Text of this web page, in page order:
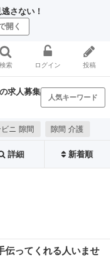
さない！
開く
検索 ログイン 投稿
求人募集
人気キーワード
ビニ 隙間 隙間 介護
詳細 新着順
伝ってくれる人いませ